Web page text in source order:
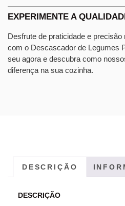
EXPERIMENTE A
Desfrute de praticidade e
com o Descascador de Legumes
seu agora e descubra como
diferença na sua cozinha.
DESCRIÇÃO
DESCRIÇÃO